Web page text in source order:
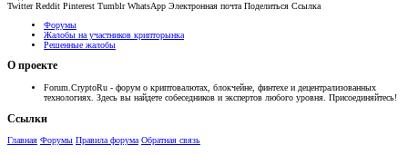
Twitter Reddit Pinterest Tumblr WhatsApp Электронная почта Поделиться Ссылка
Форумы
Жалобы на участников крипторынка
Решенные жалобы
О проекте
Forum.CryptoRu - форум о криптовалютах, блокчейне, финтехе и децентрализованных
технологиях. Здесь вы найдете собеседников и экспертов любого уровня. Присоединяйтесь!
Ссылки
Главная Форумы Правила форума Обратная связь